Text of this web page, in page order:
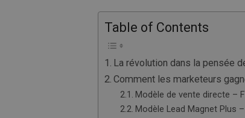
Table of Contents
La révolution dans la pensée
Comment les marketeurs
Modèle de vente directe –
Modèle Lead Magnet Plus